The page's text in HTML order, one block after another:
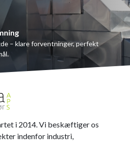
– klare forventninger, perfekt
i 2014. Vi beskæftiger os
indenfor industri,